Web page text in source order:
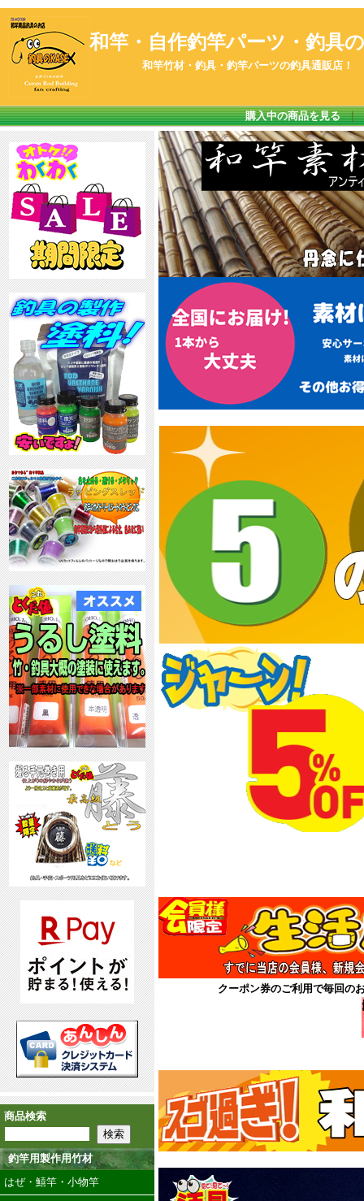
和竿・自作釣竿パーツ・釣具の
和竿竹材・釣具・釣竿パーツの釣具通販店！
購入中の商品を見る｜
商品検索
釣竿用製作用竹材
はぜ・鱚竿・小物竿
クーポン券のご利用で毎回の